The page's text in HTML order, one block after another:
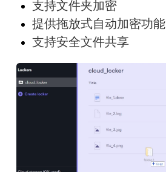
支持文件夹加密
提供拖放式自动加密功能
支持安全文件共享